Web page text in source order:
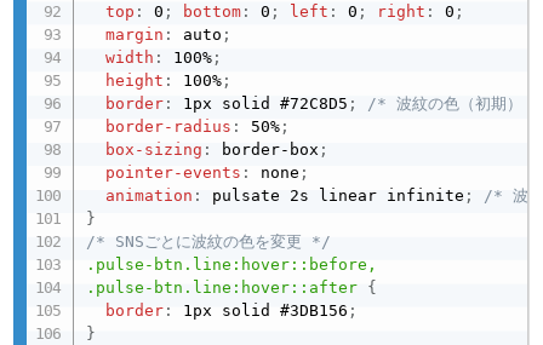
top : 0 ; bottom : 0 ; left : 0 ; right : 0 ;
margin : auto ;
width : 100% ;
height : 100% ;
border : 1px solid #72C8D5 ;
/* 波紋の色（初期）
border-radius : 50% ;
box-sizing : border-box ;
pointer-events : none ;
animation : pulsate 2s linear infinite ;
/* 波紋
}
/* SNSごとに波紋の色を変更 */
.pulse-btn.line:hover::before,
.pulse-btn.line:hover::after {
border : 1px solid #3DB156 ;
}